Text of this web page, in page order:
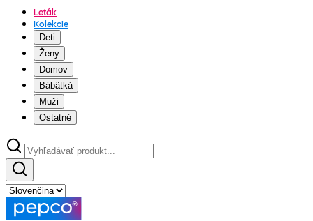
Leták
Kolekcie
Deti
Ženy
Domov
Bábätká
Muži
Ostatné